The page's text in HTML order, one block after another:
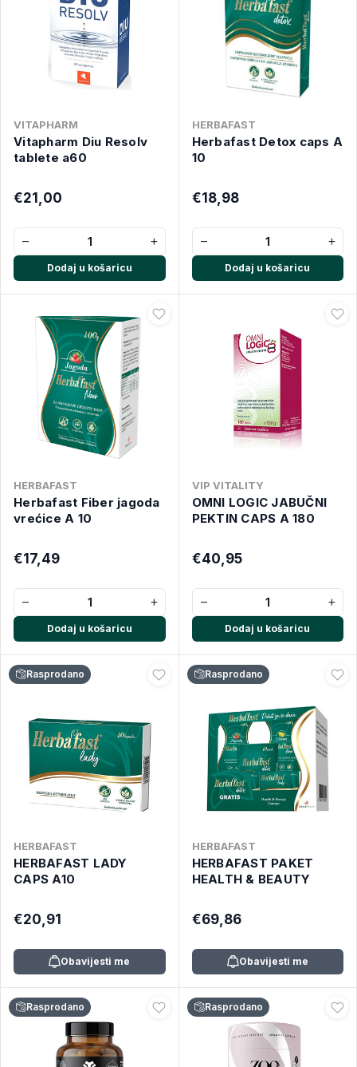
VITAPHARM
Vitapharm Diu Resolv
tablete a60
€21,00
− +
Dodaj u košaricu
HERBAFAST
Herbafast Detox caps A
10
€18,98
− +
Dodaj u košaricu
HERBAFAST
Herbafast Fiber jagoda
vrećice A 10
€17,49
− +
Dodaj u košaricu
VIP VITALITY
OMNI LOGIC JABUČNI
PEKTIN CAPS A 180
€40,95
− +
Dodaj u košaricu
Rasprodano
HERBAFAST
HERBAFAST LADY
CAPS A10
€20,91
Obavijesti me
Rasprodano
HERBAFAST
HERBAFAST PAKET
HEALTH & BEAUTY
€69,86
Obavijesti me
Rasprodano Rasprodano